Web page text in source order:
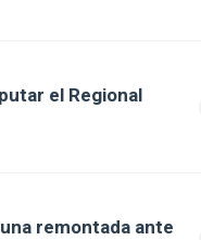
el Regional
remontada ante